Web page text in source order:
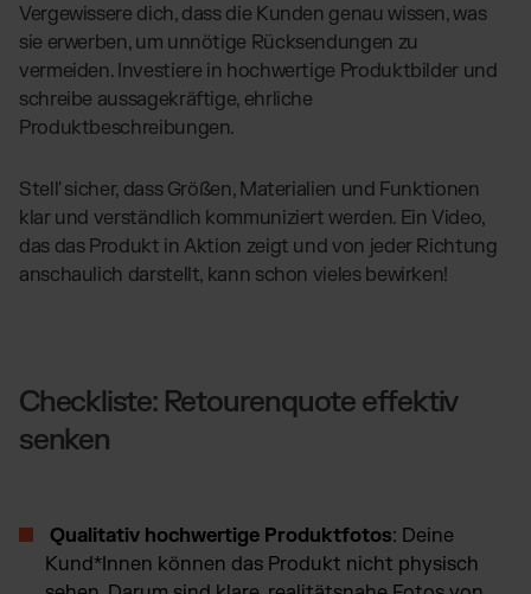
Vergewissere dich, dass die Kunden genau wissen, was
sie erwerben, um unnötige Rücksendungen zu
vermeiden. Investiere in hochwertige Produktbilder und
schreibe aussagekräftige, ehrliche
Produktbeschreibungen.
Stell' sicher, dass Größen, Materialien und Funktionen
klar und verständlich kommuniziert werden. Ein Video,
das das Produkt in Aktion zeigt und von jeder Richtung
anschaulich darstellt, kann schon vieles bewirken!
Checkliste: Retourenquote effektiv
senken
Qualitativ hochwertige Produktfotos: Deine
Kund*Innen können das Produkt nicht physisch